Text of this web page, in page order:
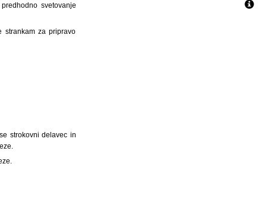
svetovanje
strankam za pripravo
strokovni delavec in